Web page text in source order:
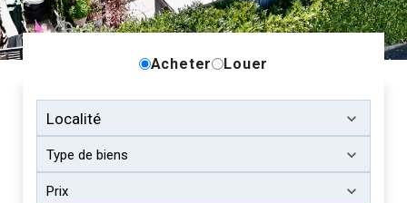
Acheter Louer
Type de biens
Prix